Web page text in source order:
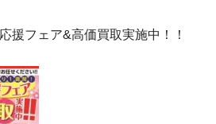
援フェア&高価買取実施中！！